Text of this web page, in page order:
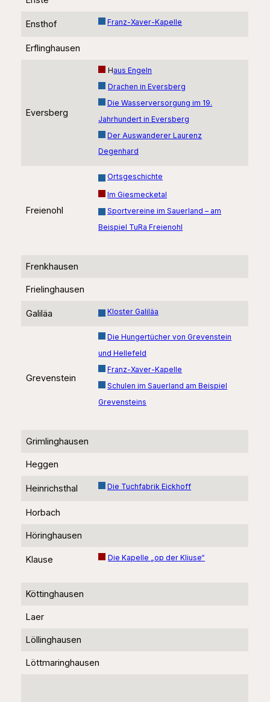
Ensthof Franz-Xaver-Kapelle
Erflinghausen
Eversberg
Haus Engeln
Drachen in Eversberg
Die Wasserversorgung im 19.
Jahrhundert in Eversberg
Der Auswanderer Laurenz
Degenhard
Freienohl
Ortsgeschichte
Im Giesmecketal
Sportvereine im Sauerland – am
Beispiel TuRa Freienohl
Frenkhausen
Frielinghausen
Galiläa Kloster Galiläa
Grevenstein
Die Hungertücher von Grevenstein
und Hellefeld
Franz-Xaver-Kapelle
Schulen im Sauerland am Beispiel
Grevensteins
Grimlinghausen
Heggen
Heinrichsthal Die Tuchfabrik Eickhoff
Horbach
Höringhausen
Klause Die Kapelle „op der Kliuse“
Köttinghausen
Laer
Löllinghausen
Löttmaringhausen